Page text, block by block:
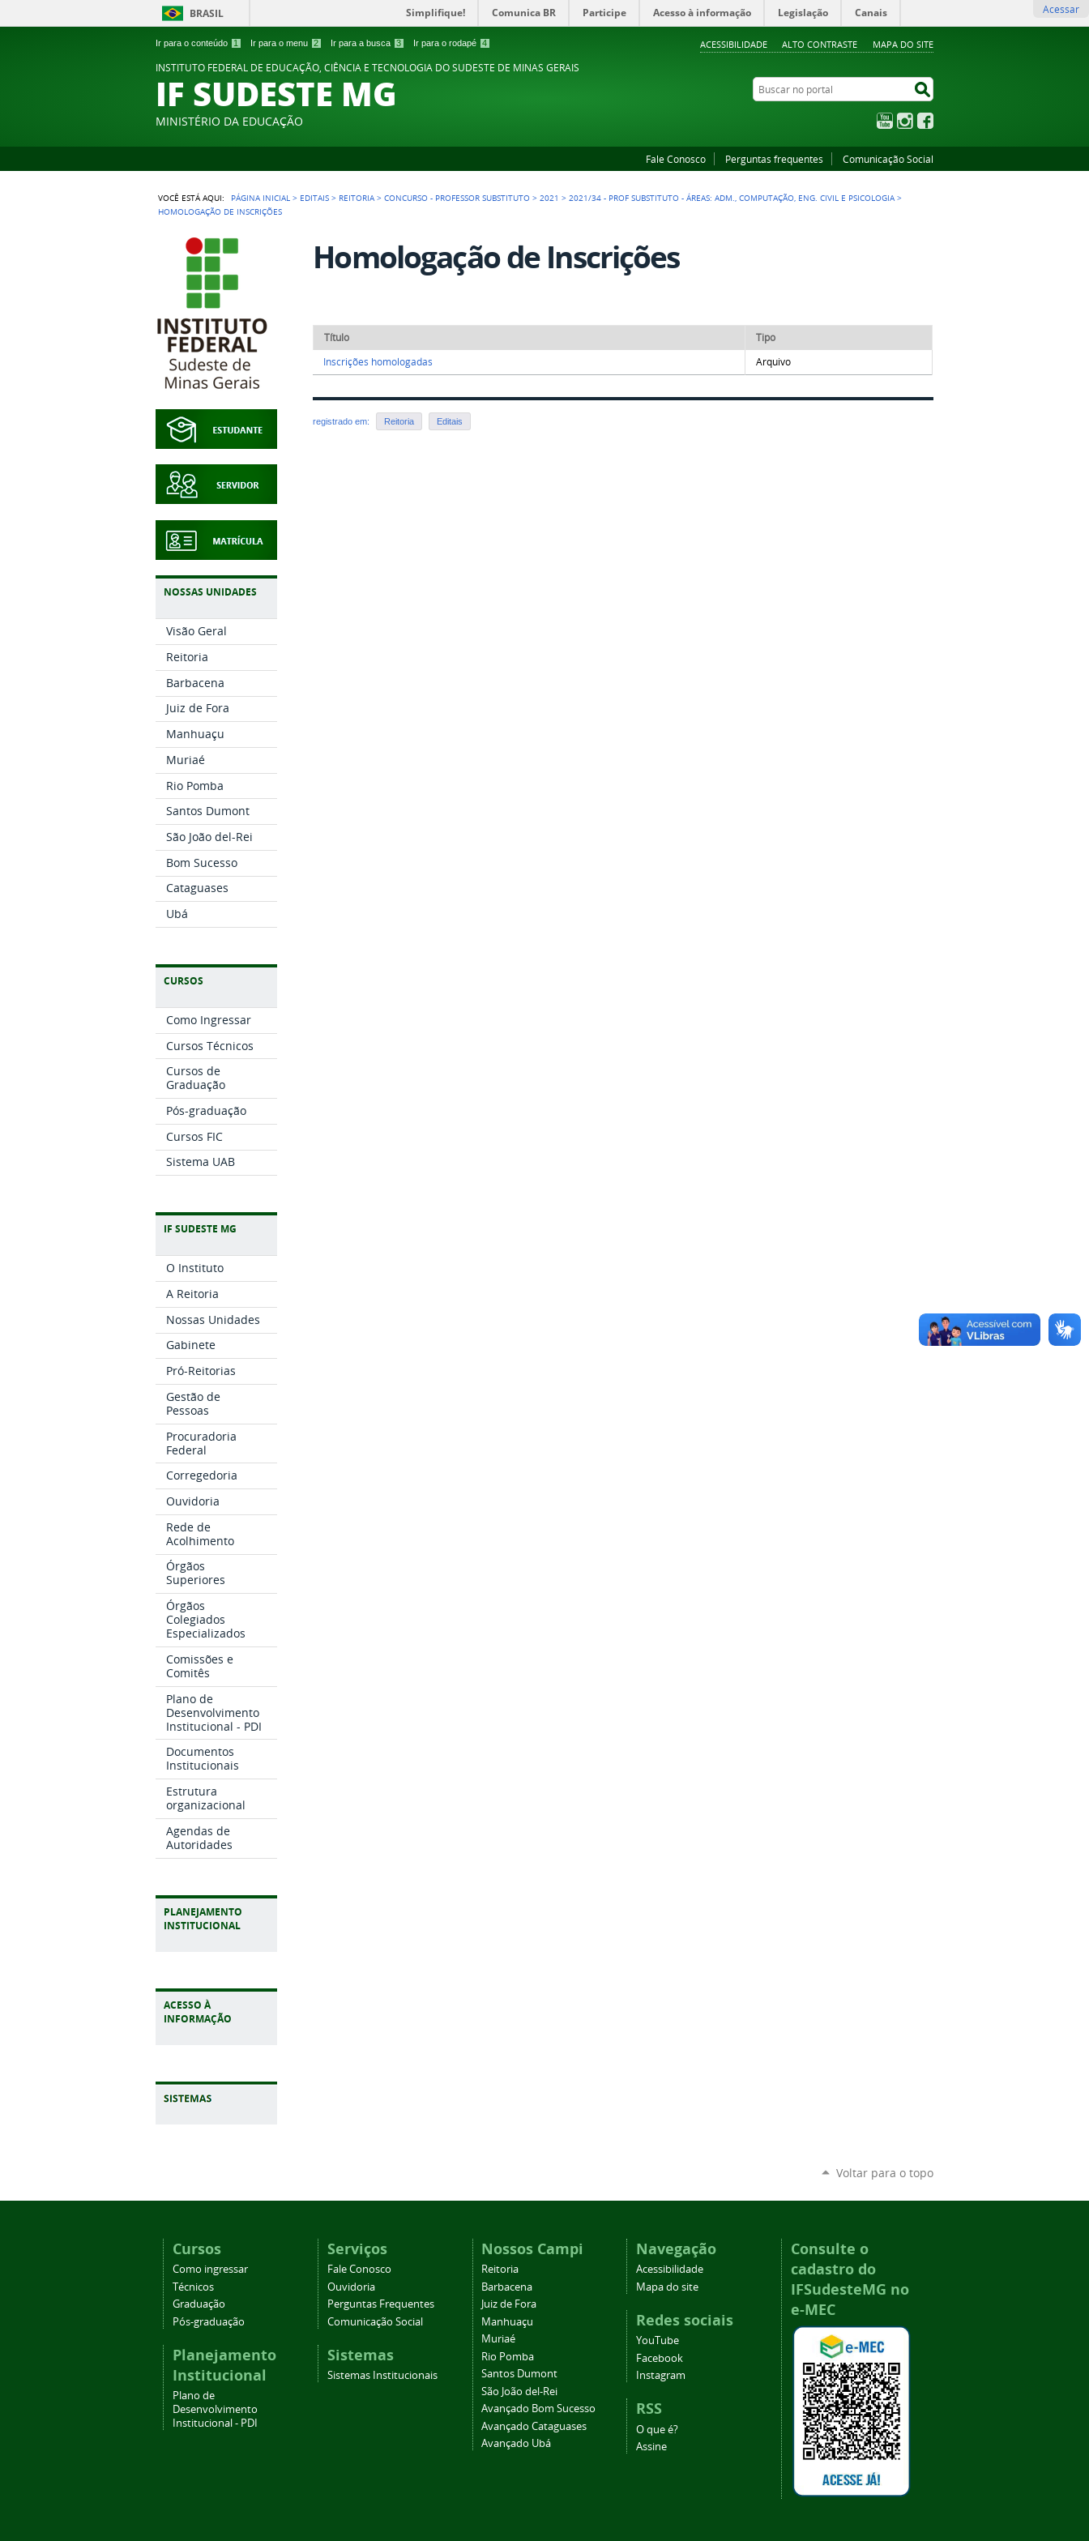
Ir para o conteúdo 1 Ir para o menu 2 Ir para a busca 3 Ir para o rodapé 4 ACESSIBILIDADE ALTO CONTRASTE MAPA DO SITE
BRASIL Simplifique! Comunica BR Participe Acesso à informação Legislação Canais Acessar
INSTITUTO FEDERAL DE EDUCAÇÃO, CIÊNCIA E TECNOLOGIA DO SUDESTE DE MINAS GERAIS
IF SUDESTE MG
MINISTÉRIO DA EDUCAÇÃO
Buscar no portal
YouTubeInstagram
Fale Conosco Perguntas frequentes Comunicação Social
VOCÊ ESTÁ AQUI: PÁGINA INICIAL > EDITAIS > REITORIA >CONCURSO - PROFESSOR SUBSTITUTO >2021 >2021/34 - PROF SUBSTITUTO - ÁREAS: ADM., COMPUTAÇÃO, ENG. CIVIL E PSICOLOGIA >
HOMOLOGAÇÃO DE INSCRIÇÕES
NOSSAS UNIDADES
Visão Geral
Reitoria
Barbacena
Juiz de Fora
Manhuaçu
Muriaé
Rio Pomba
Santos Dumont
São João del-Rei
Bom Sucesso
Cataguases
Ubá
CURSOS
Como Ingressar
Cursos Técnicos
Cursos de
Graduação
Pós-graduação
Cursos FIC
Sistema UAB
IF SUDESTE MG
O Instituto
A Reitoria
Nossas Unidades
Gabinete
Pró-Reitorias
Gestão de
Pessoas
Procuradoria
Federal
Corregedoria
Ouvidoria
Rede de
Acolhimento
Órgãos
Superiores
Órgãos
Colegiados
Especializados
Comissões e
Comitês
Plano de
Desenvolvimento
Institucional - PDI
Documentos
Institucionais
Estrutura
organizacional
Agendas de
Autoridades
PLANEJAMENTO
INSTITUCIONAL
ACESSO À
INFORMAÇÃO
Homologação de Inscrições
Título
Tipo
Inscrições homologadas
Arquivo
registrado em: Reitoria Editais
Voltar para o topo
Cursos
Como ingressar
Técnicos
Graduação
Pós-graduação
Planejamento
Institucional
Plano de
Desenvolvimento
Institucional - PDI
Serviços
Fale Conosco
Ouvidoria
Perguntas Frequentes
Comunicação Social
Sistemas
Sistemas Institucionais
Nossos Campi
Reitoria
Barbacena
Juiz de Fora
Manhuaçu
Muriaé
Rio Pomba
Santos Dumont
São João del-Rei
Avançado Bom Sucesso
Avançado Cataguases
Avançado Ubá
Navegação
Acessibilidade
Mapa do site
Redes sociais
YouTube
Facebook
Instagram
RSS
O que é?
Assine
Consulte o
cadastro do
IFSudesteMG no
e-MEC